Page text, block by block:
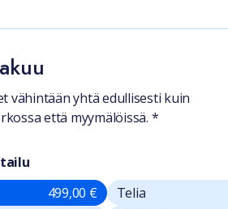
vähintään yhtä edullisesti kuin
että myymälöissä. *
499,00 € Telia